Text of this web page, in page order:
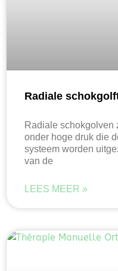
Radiale
Radiale schokgolven
onder hoge druk die
systeem worden
van de
LEES MEER »